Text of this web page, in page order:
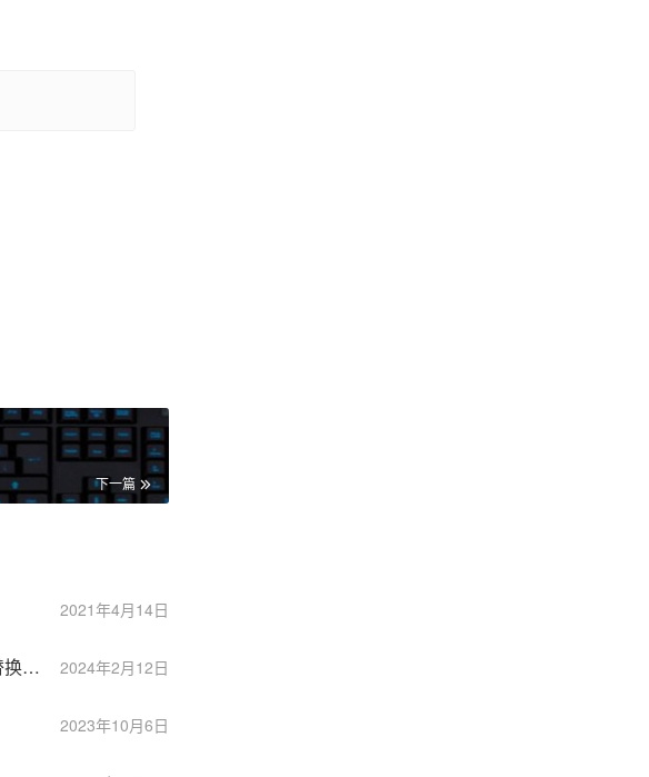
下一篇
2021年4月14日
2024年2月12日
sublime text3 怎么快速查找和替换？快捷键是什么
2023年10月6日